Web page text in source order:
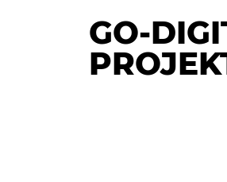
GO-